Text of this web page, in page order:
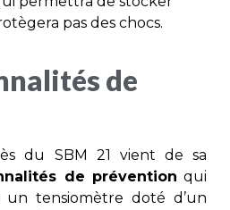
pas des chocs.
de
du SBM 21 vient de sa
de prévention qui
tensiomètre doté d’un